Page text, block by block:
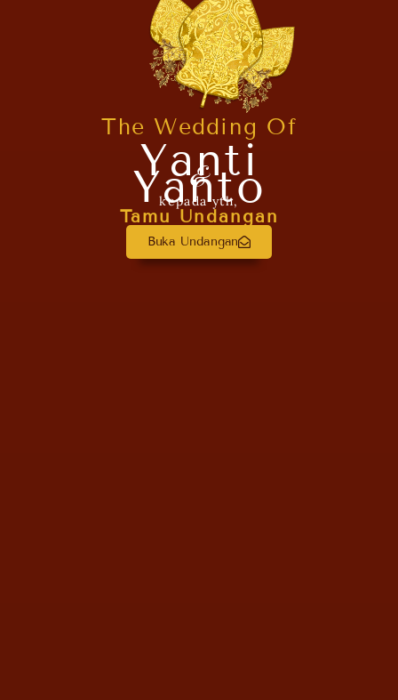
The Wedding Of
Yanti
&
Yanto
kepada yth,
Tamu Undangan
Buka Undangan